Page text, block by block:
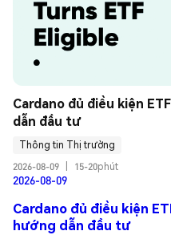
Cardano đủ điều kiện
dẫn đầu tư
Thông tin Thị trường
2026-08-09
15-20phút
2026-08-09
Cardano đủ điều kiện
hướng dẫn đầu tư